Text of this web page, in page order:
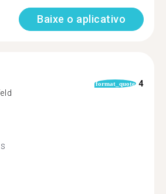
Baixe o aplicativo
format_quote 4